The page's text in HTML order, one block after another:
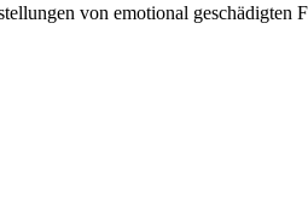
von emotional